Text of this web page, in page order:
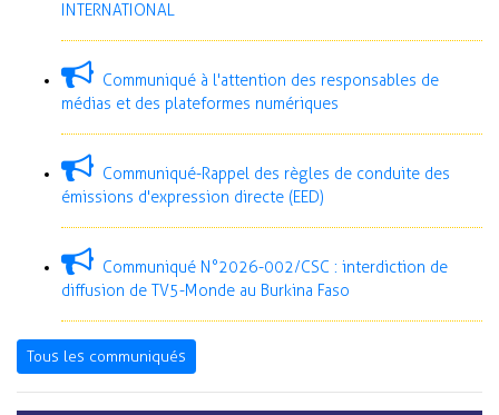
INTERNATIONAL
Communiqué à l'attention des responsables de
médias et des plateformes numériques
Communiqué-Rappel des règles de conduite des
émissions d'expression directe (EED)
Communiqué N°2026-002/CSC : interdiction de
diffusion de TV5-Monde au Burkina Faso
Tous les communiqués